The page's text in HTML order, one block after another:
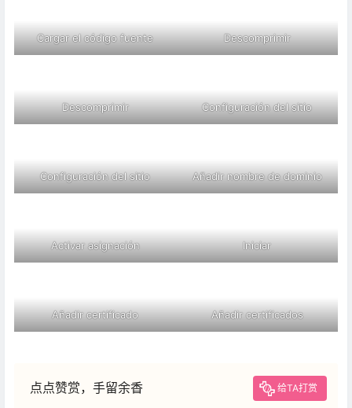
Cargar el código fuente Descomprimir
Descomprimir Configuración del sitio
Configuración del sitio Añadir nombre de dominio
Activar asignación Iniciar
Añadir certificado Añadir certificados
点点赞赏，手留余香 给TA打赏